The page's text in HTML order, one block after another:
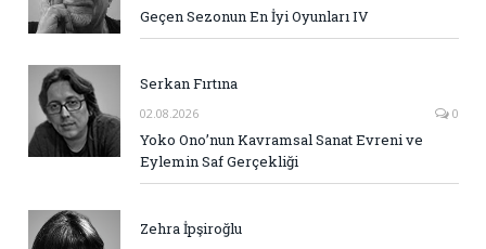
Geçen Sezonun En İyi Oyunları IV
Serkan Fırtına
02.08.2026 0
Yoko Ono’nun Kavramsal Sanat Evreni ve
Eylemin Saf Gerçekliği
Zehra İpşiroğlu